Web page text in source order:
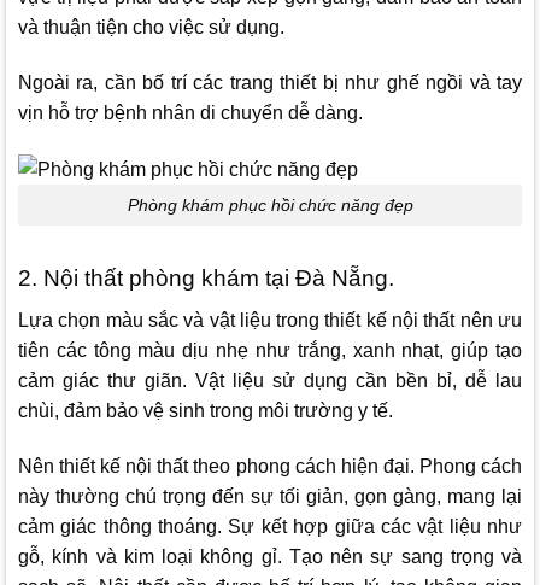
và thuận tiện cho việc sử dụng.
Ngoài ra, cần bố trí các trang thiết bị như ghế ngồi và tay
vịn hỗ trợ bệnh nhân di chuyển dễ dàng.
Phòng khám phục hồi chức năng đẹp
2. Nội thất phòng khám tại Đà Nẵng.
Lựa chọn màu sắc và vật liệu trong thiết kế nội thất nên ưu
tiên các tông màu dịu nhẹ như trắng, xanh nhạt, giúp tạo
cảm giác thư giãn. Vật liệu sử dụng cần bền bỉ, dễ lau
chùi, đảm bảo vệ sinh trong môi trường y tế.
Nên thiết kế nội thất theo phong cách hiện đại. Phong cách
này thường chú trọng đến sự tối giản, gọn gàng, mang lại
cảm giác thông thoáng. Sự kết hợp giữa các vật liệu như
gỗ, kính và kim loại không gỉ. Tạo nên sự sang trọng và